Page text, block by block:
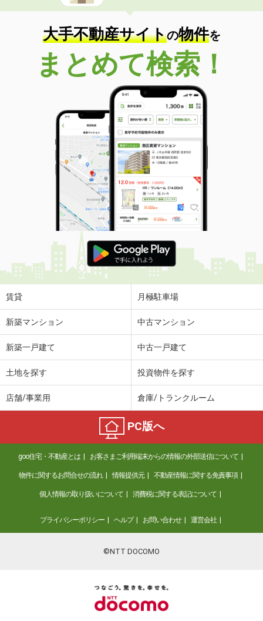
大手不動産サイトの物件を
まとめて検索！
賃貸 月極駐車場
新築マンション 中古マンション
新築一戸建て 中古一戸建て
土地を探す 投資物件を探す
店舗/事業用 倉庫/トランクルーム
PC版へ
goo住宅・不動産とは お客さまご利用端末からの情報の外部送信について
物件に関するお問合せの流れ 情報提供元 不動産情報に関する免責事項
個人情報の取り扱いについて 消費税に関する表記について
プライバシーポリシー ヘルプ お問い合わせ 運営会社
©NTT DOCOMO